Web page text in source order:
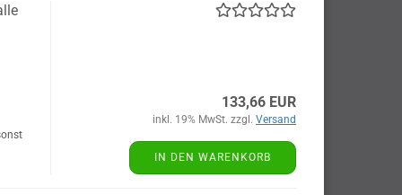
133,66 EUR
inkl. 19% MwSt. zzgl. Versand
IN DEN WARENKORB